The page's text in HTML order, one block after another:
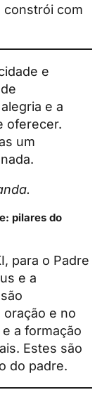
constrói com
e
e a
oferecer.
um
pilares do
para o Padre
e a
e no
a formação
Estes são
do padre.